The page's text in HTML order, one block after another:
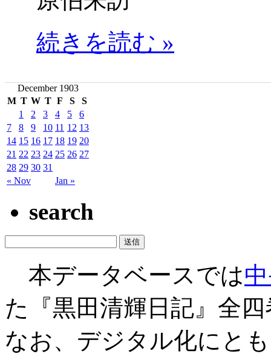
続きを読む »
December 1903
M T W T F S S
« Nov Jan »
1 2 3 4 5
6
7
8 9 10 11 12 13
14 15 16 17 18 19 20
21 22 23 24 25 26 27
28 29 30 31
search
本データベースでは
た『黒田清輝日記』全
なお、デジタル化にと